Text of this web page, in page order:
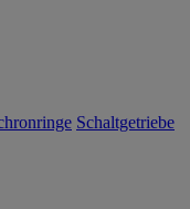
Schaltgetriebe